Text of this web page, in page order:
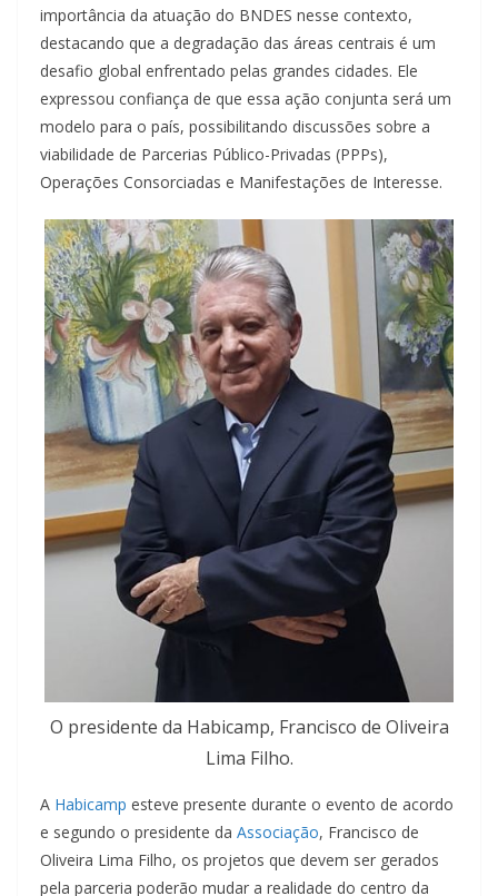
importância da atuação do BNDES nesse contexto,
destacando que a degradação das áreas centrais é um
desafio global enfrentado pelas grandes cidades. Ele
expressou confiança de que essa ação conjunta será um
modelo para o país, possibilitando discussões sobre a
viabilidade de Parcerias Público-Privadas (PPPs),
Operações Consorciadas e Manifestações de Interesse.
O presidente da Habicamp, Francisco de Oliveira
Lima Filho.
A Habicamp esteve presente durante o evento de acordo
e segundo o presidente da Associação, Francisco de
Oliveira Lima Filho, os projetos que devem ser gerados
pela parceria poderão mudar a realidade do centro da